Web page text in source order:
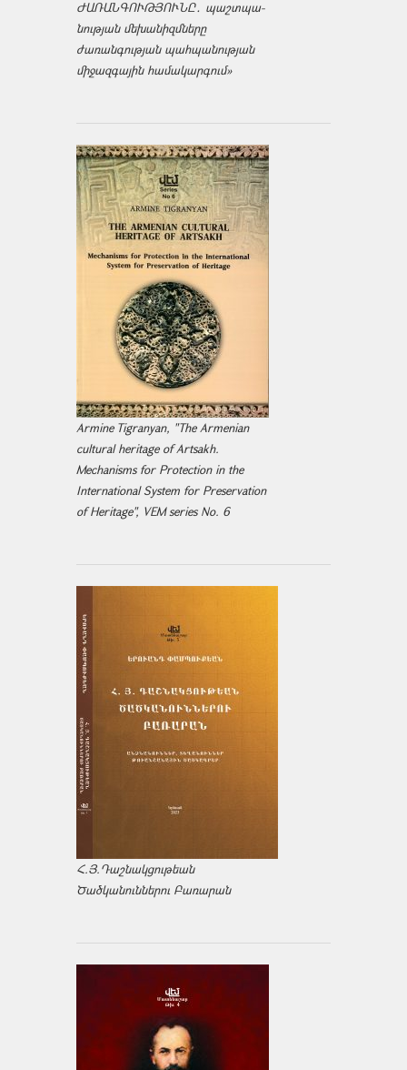
ԺԱՌԱՆԳՈՒԹՅՈՒՆԸ․ պաշտպա­
նության մեխանիզմները
ժառանգության պահպանության
միջազ­գային համակարգում»
Armine Tigranyan, "The Armenian
cultural heritage of Artsakh.
Mechanisms for Protection in the
International System for Preservation
of Heritage", VEM series No. 6
Հ.Յ.Դաշնակցութեան
Ծածկանուններու Բառարան